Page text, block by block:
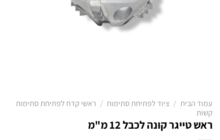
עמוד הבית / ציוד לפתיחת סתימות / ראשי קדח לפתיחת סתימות
קשות
ראש טייגר קונה לכבל 12 מ"מ